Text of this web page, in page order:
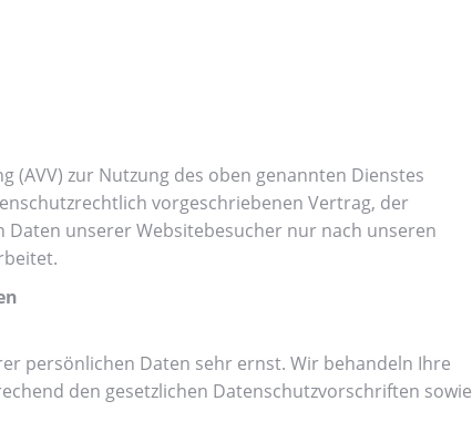
zur Nutzung des oben genannten Dienstes
vorgeschriebenen Vertrag, der
unserer Websitebesucher nur nach unseren
persönlichen Daten sehr ernst. Wir behandeln Ihre
den gesetzlichen Datenschutzvorschriften sowie